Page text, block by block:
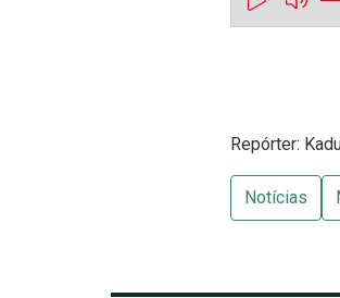
Repórter:
Notícias